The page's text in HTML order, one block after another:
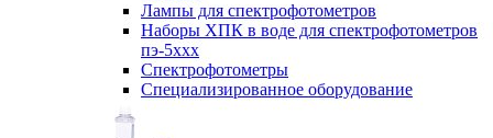
Лампы для спектрофотометров
Наборы ХПК в воде для спектрофотометров
пэ-5ххх
Спектрофотометры
Специализированное оборудование